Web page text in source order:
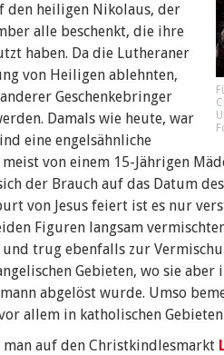
den heiligen Nikolaus, der
alle beschenkt, die ihre
haben. Da die Lutheraner
von Heiligen ablehnten,
Geschenkebringer
Damals wie heute, war
eine engelsähnliche
von einem 15-Jährigen
der Brauch auf das Datum
von Jesus feiert ist es nur
Figuren langsam
und trug ebenfalls zur
Gebieten, wo sie aber
abgelöst wurde. Umso
allem in katholischen
man auf den Christkindlesmarkt